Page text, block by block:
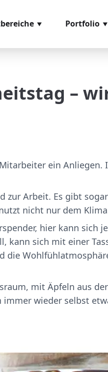
Portfolio
–
ein Anliegen.
Arbeit. Es gibt
nicht nur dem
hier kann sich
sich mit einer
die
mit Äpfeln aus
wieder selbst